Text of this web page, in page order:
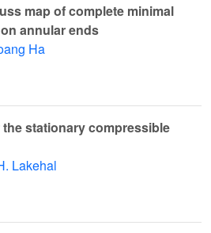
map of complete minimal
annular ends
Ha
stationary compressible
Lakehal